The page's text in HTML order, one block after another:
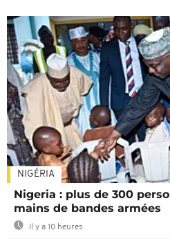
NIGÉRIA
Nigeria : plus de 300
mains de bandes armées
Il y a 10 heures